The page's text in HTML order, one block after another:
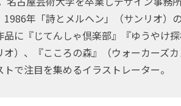
1986年「詩とメルヘン」（サンリオ）
に『じてんしゃ倶楽部』『ゆうやけ
）、『こころの森』（ウォーカーズ
で注目を集めるイラストレーター。